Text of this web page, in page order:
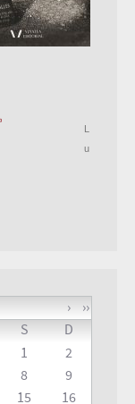
L
u
››
›
S
D
1
2
8
9
15 16